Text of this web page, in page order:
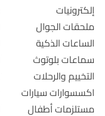
إلكترونيات
ملحقات الجوال
الساعات الذكية
سماعات بلوتوث
التخييم والرحلات
اكسسوارات سيارات
مستلزمات أطفال